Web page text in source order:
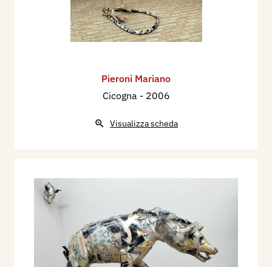
Pieroni Mariano
Cicogna - 2006
Visualizza scheda